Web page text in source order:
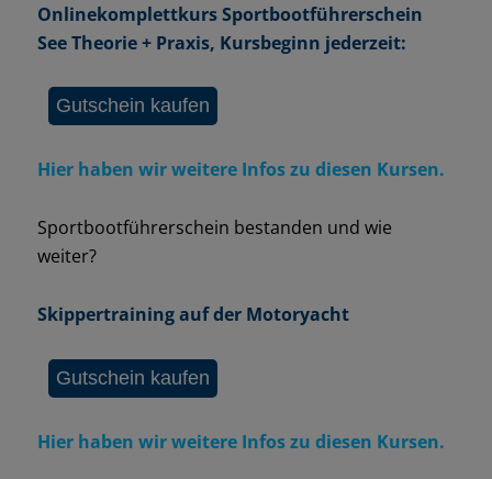
Onlinekomplettkurs Sportbootführerschein
See Theorie + Praxis, Kursbeginn jederzeit:
Hier haben wir weitere Infos zu diesen Kursen.
Sportbootführerschein bestanden und wie
weiter?
Skippertraining auf der Motoryacht
Hier haben wir weitere Infos zu diesen Kursen.